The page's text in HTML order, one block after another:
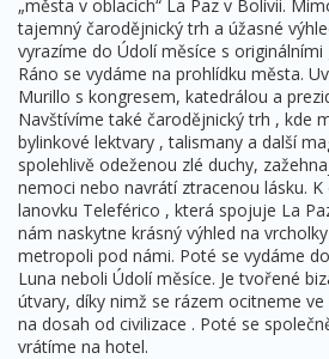
„města v oblacích“ La Paz v Bolívii.
tajemný čarodějnický trh a úžasné
vyrazíme do Údolí měsíce s
Ráno se vydáme na prohlídku města.
Murillo s kongresem, katedrálou a
Navštívíme také čarodějnický trh , kde
bylinkové lektvary , talismany a další
spolehlivě odeženou zlé duchy,
nemoci nebo navrátí ztracenou lásku.
lanovku Teleférico , která spojuje La
nám naskytne krásný výhled na
metropoli pod námi. Poté se vydáme
Luna neboli Údolí měsíce. Je tvořené
útvary, díky nimž se rázem ocitneme
na dosah od civilizace . Poté se
vrátíme na hotel.